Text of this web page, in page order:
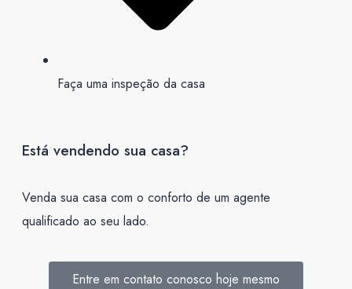
Faça uma inspeção da casa
Está vendendo sua casa?
Venda sua casa com o conforto de um agente
qualificado ao seu lado.
Entre em contato conosco hoje mesmo